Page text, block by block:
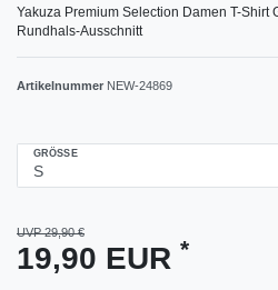
Yakuza Premium Selection Damen T-Shirt
Rundhals-Ausschnitt
Artikelnummer NEW-24869
GRÖSSE
UVP 29,90 €
19,90 EUR *